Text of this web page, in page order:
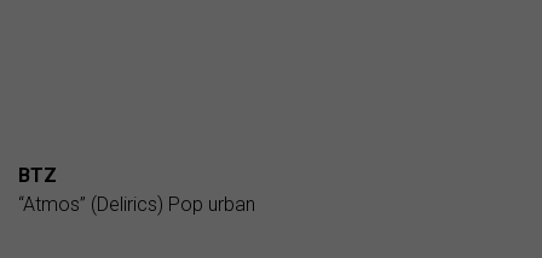
BTZ
“Atmos” (Delirics) Pop urban